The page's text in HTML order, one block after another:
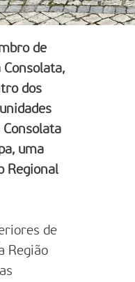
de
dos
uma
Regional
de
Região